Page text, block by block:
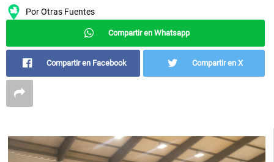
PorOtras Fuentes
Compartir en Whatsapp
Compartir en Facebook Compartir en X